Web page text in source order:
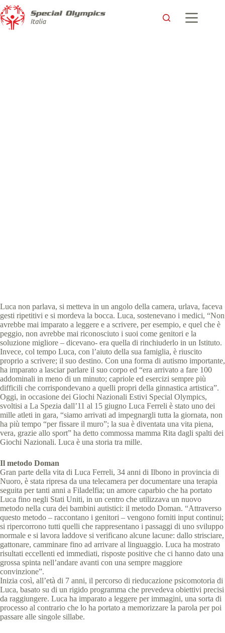
Luca non parlava, si metteva in un angolo della camera, urlava, faceva
gesti ripetitivi e si mordeva la bocca. Luca, sostenevano i medici, “Non
avrebbe mai imparato a leggere e a scrivere, per esempio, e quel che è
peggio, non avrebbe mai riconosciuto i suoi come genitori e la
soluzione migliore – dicevano- era quella di rinchiuderlo in un Istituto.
Invece, col tempo Luca, con l’aiuto della sua famiglia, è riuscito
proprio a scrivere; il suo destino. Con una forma di autismo importante,
ha imparato a lasciar parlare il suo corpo ed “era arrivato a fare 100
addominali in meno di un minuto; capriole ed esercizi sempre più
difficili che corrispondevano a quelli propri della ginnastica artistica”.
Oggi, in occasione dei Giochi Nazionali Estivi Special Olympics,
svoltisi a La Spezia dall’11 al 15 giugno Luca Ferreli è stato uno dei
mille atleti in gara, “siamo arrivati ad impegnargli tutta la giornata, non
ha più tempo “per fissare il muro”; la sua è diventata una vita piena,
vera, grazie allo sport” ha detto commossa mamma Rita dagli spalti dei
Giochi Nazionali. Luca è una storia tra mille.
Il metodo Doman
Gran parte della vita di Luca Ferreli, 34 anni di Ilbono in provincia di
Nuoro, è stata ripresa da una telecamera per documentare una terapia
seguita per tanti anni a Filadelfia; un amore caparbio che ha portato
Luca fino negli Stati Uniti, in un centro che utilizzava un nuovo
metodo nella cura dei bambini autistici: il metodo Doman. “Attraverso
questo metodo – raccontano i genitori – vengono forniti input continui;
si ripercorrono tutti quelli che rappresentano i passaggi di uno sviluppo
normale e si lavora laddove si verificano alcune lacune: dallo strisciare,
gattonare, camminare fino ad arrivare al linguaggio. Luca ha mostrato
risultati eccellenti ed immediati, risposte positive che ci hanno dato una
grossa spinta nell’andare avanti con una sempre maggiore
convinzione”.
Inizia così, all’età di 7 anni, il percorso di rieducazione psicomotoria di
Luca, basato su di un rigido programma che prevedeva obiettivi precisi
da raggiungere. Luca ha imparato a leggere per immagini, una sorta di
processo al contrario che lo ha portato a memorizzare la parola per poi
passare alle singole sillabe.